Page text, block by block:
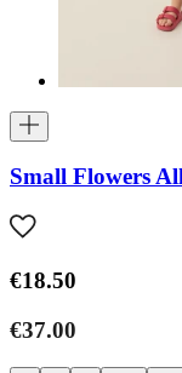
Small Flowers
€18.50
€37.00